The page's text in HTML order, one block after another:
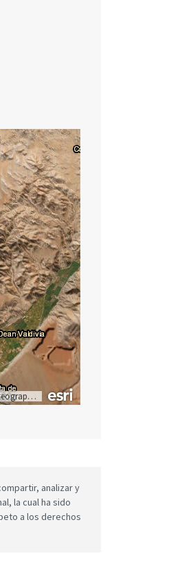
analizar y
la cual ha sido
a los derechos